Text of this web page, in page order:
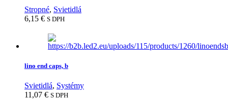
Stropné, Svietidlá
6,15 € S DPH
lino end caps, b
Svietidlá, Systémy
11,07 € S DPH